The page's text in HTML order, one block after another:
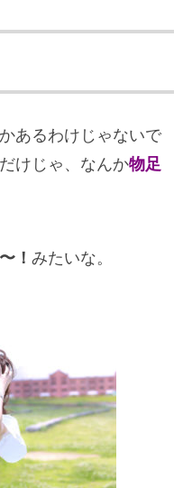
あるわけじゃないで
けじゃ、なんか物足
！ みたいな。